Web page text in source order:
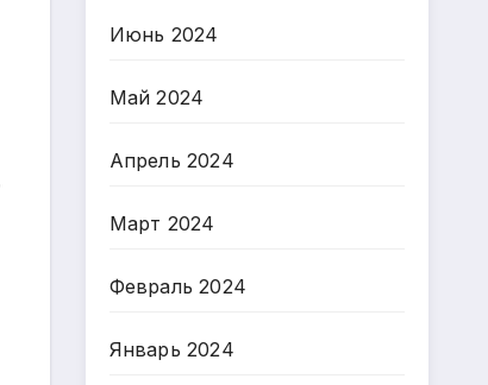
Июнь 2024
Май 2024
Апрель 2024
Март 2024
Февраль 2024
Январь 2024